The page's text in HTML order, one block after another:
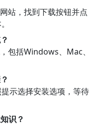
站，找到下载按钮并点
包括Windows、Mac、
示选择安装选项，等待
识？